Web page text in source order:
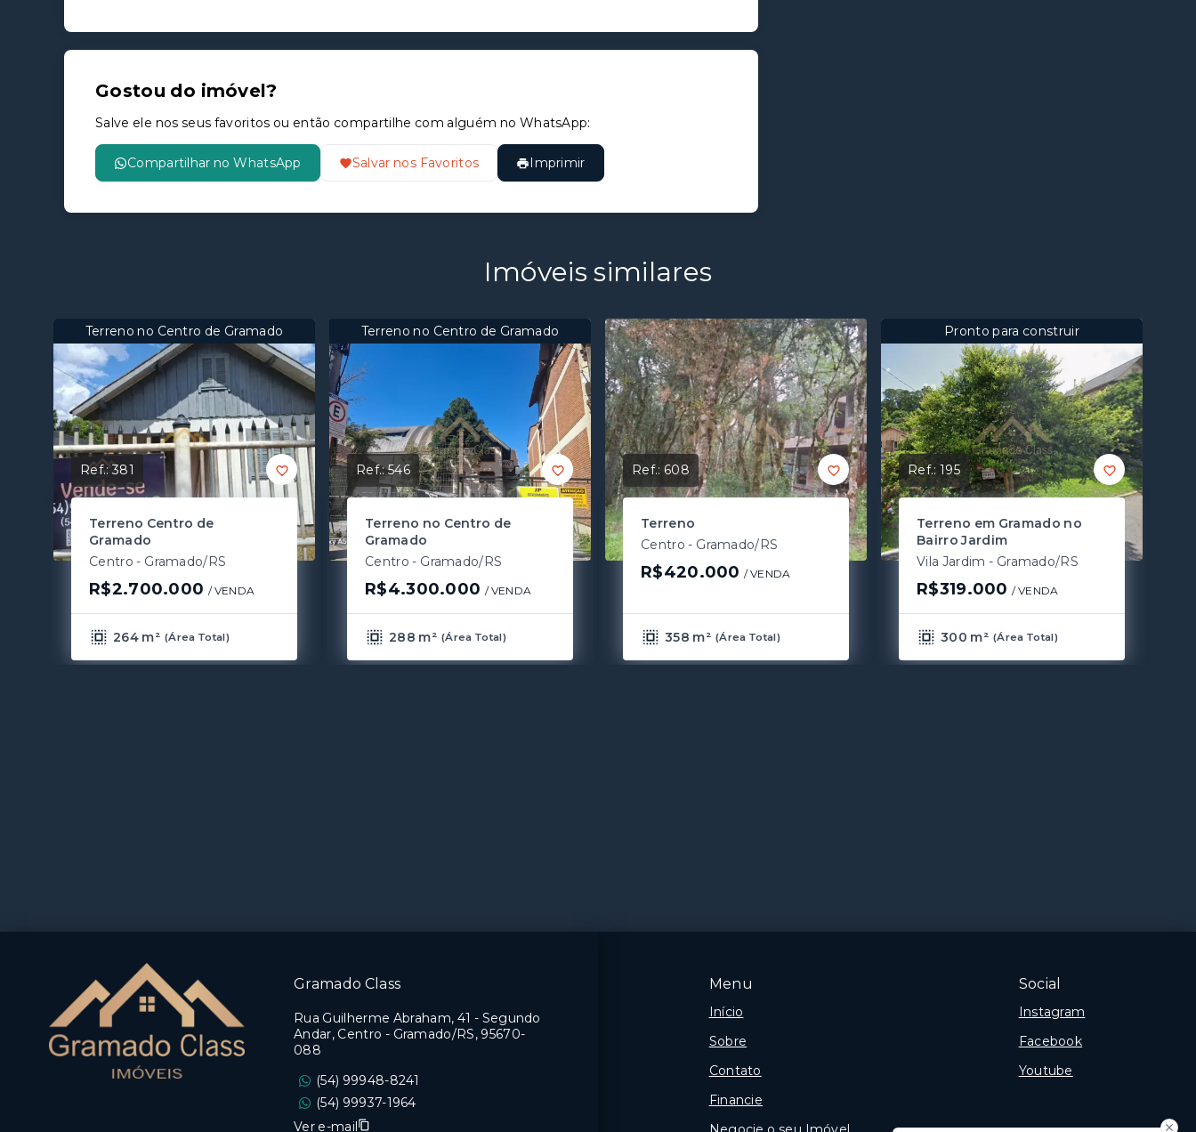
Gostou do imóvel?
Salve ele nos seus favoritos ou então compartilhe com alguém no WhatsApp:
Compartilhar no WhatsApp Salvar nos Favoritos Imprimir
Imóveis similares
Terreno no Centro de Gramado
Ref.:381
Terreno Centro de
Gramado
Centro - Gramado/RS
R$2.700.000 / VENDA
264 m² (Área Total)
Terreno no Centro de Gramado
Ref.:546
Terreno no Centro de
Gramado
Centro - Gramado/RS
R$4.300.000 / VENDA
288 m² (Área Total)
Ref.: 608
Terreno
Centro - Gramado/RS
R$420.000 / VENDA
358 m² (Área Total)
Pronto para construir
Ref.:195
Terreno em Gramado no
Bairro Jardim
Vila Jardim - Gramado/RS
R$319.000 / VENDA
300 m² (Área Total)
Menu
Início
Sobre
Contato
Financie
Social
Instagram
Facebook
Youtube
Gramado Class
Rua Guilherme Abraham, 41 - Segundo
Andar, Centro - Gramado/RS, 95670-
088
(54) 99948-8241
(54) 99937-1964
Ver e-mail